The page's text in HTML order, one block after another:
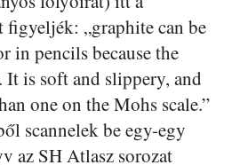
figyeljék: „graphite can be
in pencils because the
It is soft and slippery, and
one on the Mohs scale.”
scannelek be egy-egy
az SH Atlasz sorozat